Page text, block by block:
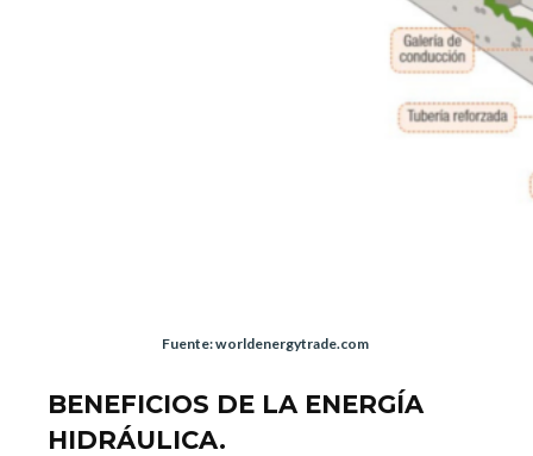
Fuente: worldenergytrade.com
BENEFICIOS DE LA ENERGÍA
HIDRÁULICA.